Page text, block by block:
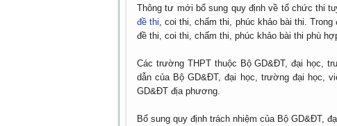
Thông tư mới bổ sung quy định về tổ chức thi
đề thi , coi thi, chấm thi, phúc khảo bài thi.
đề thi, coi thi, chấm thi, phúc khảo bài thi phù
Các trường THPT thuộc Bộ GD&ĐT, đại học,
dẫn của Bộ GD&ĐT, đại học, trường đại học,
GD&ĐT địa phương.
Bổ sung quy định trách nhiệm của Bộ GD&ĐT,